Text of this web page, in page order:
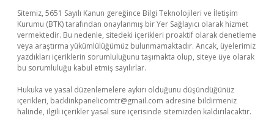
Sitemiz, 5651 Sayılı Kanun gereğince Bilgi Teknolojileri ve İletişim
Kurumu (BTK) tarafından onaylanmış bir Yer Sağlayıcı olarak hizmet
vermektedir. Bu nedenle, sitedeki içerikleri proaktif olarak denetleme
veya araştırma yükümlülüğümüz bulunmamaktadır. Ancak, üyelerimiz
yazdıkları içeriklerin sorumluluğunu taşımakta olup, siteye üye olarak
bu sorumluluğu kabul etmiş sayılırlar.
Hukuka ve yasal düzenlemelere aykırı olduğunu düşündüğünüz
içerikleri, backlinkpanelicomtr@gmail.com adresine bildirmeniz
halinde, ilgili içerikler yasal süre içerisinde sitemizden kaldırılacaktır.